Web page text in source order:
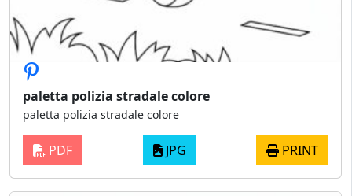
paletta polizia stradale colore
paletta polizia stradale colore
PDF JPG PRINT